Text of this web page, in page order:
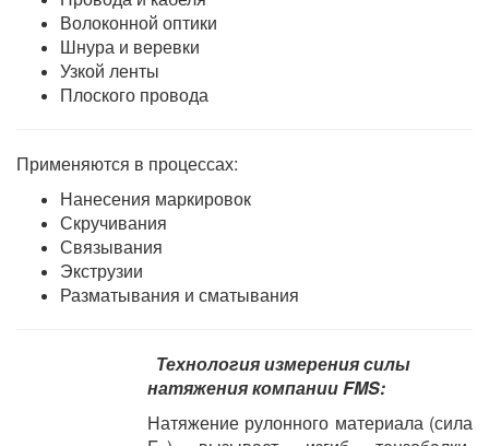
Волоконной оптики
Шнура и веревки
Узкой ленты
Плоского провода
Применяются в процессах:
Нанесения маркировок
Скручивания
Связывания
Экструзии
Разматывания и сматывания
Технология измерения силы
натяжения компании FMS:
Натяжение рулонного материала (сила